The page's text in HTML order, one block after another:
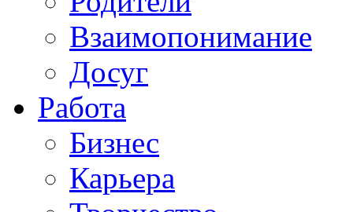
Взаимопонимание
Досуг
Работа
Бизнес
Карьера